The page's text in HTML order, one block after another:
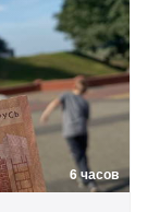
6 часов